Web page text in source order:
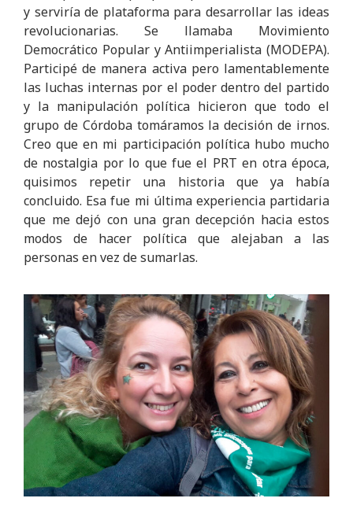
y serviría de plataforma para desarrollar las ideas
revolucionarias. Se llamaba Movimiento
Democrático Popular y Antiimperialista (MODEPA).
Participé de manera activa pero lamentablemente
las luchas internas por el poder dentro del partido
y la manipulación política hicieron que todo el
grupo de Córdoba tomáramos la decisión de irnos.
Creo que en mi participación política hubo mucho
de nostalgia por lo que fue el PRT en otra época,
quisimos repetir una historia que ya había
concluido. Esa fue mi última experiencia partidaria
que me dejó con una gran decepción hacia estos
modos de hacer política que alejaban a las
personas en vez de sumarlas.